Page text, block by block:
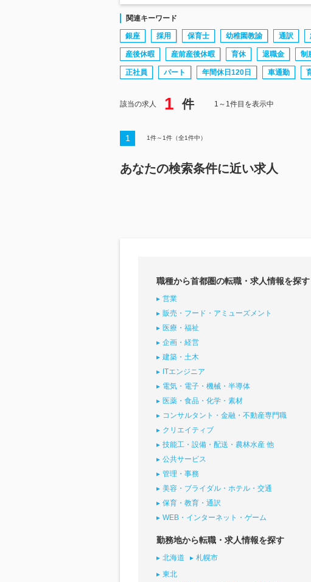
関連キーワード
銀座 採用 保育士 幼稚園教諭 通訳
産後休暇 産前産後休暇 育休 退職金 制
正社員 パート 年間休日120日 車通勤
該当の求人 1 件 1～1件目を表示中
1 1件～1件（全1件中）
あなたの検索条件に近い求人
職種から首都圏の転職・求人情報を探す
営業
販売・フード・アミューズメント
医療・福祉
企画・経営
建築・土木
ITエンジニア
電気・電子・機械・半導体
医薬・食品・化学・素材
コンサルタント・金融・不動産専門職
クリエイティブ
技能工・設備・配送・農林水産 他
公共サービス
管理・事務
美容・ブライダル・ホテル・交通
保育・教育・通訳
WEB・インターネット・ゲーム
勤務地から転職・求人情報を探す
北海道
札幌市
東北